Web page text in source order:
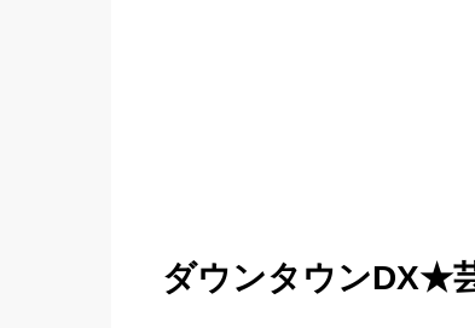
ダウンタウンDX★